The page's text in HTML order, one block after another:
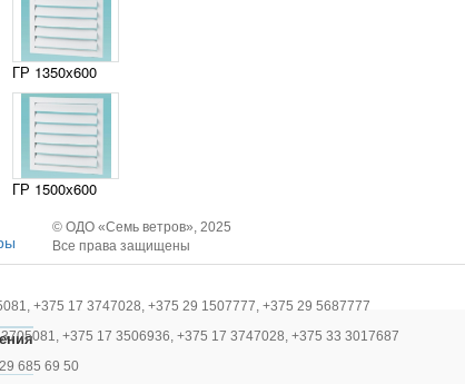
ГР 1350х600
ГР 1500х600
© ОДО «Семь ветров», 2025
Все права защищены
+375 17 3747028, +375 29 1507777, +375 29 5687777
+375 17 3506936, +375 17 3747028, +375 33 3017687
685 69 50